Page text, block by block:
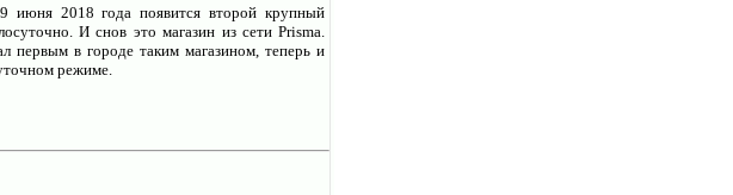
июня 2018 года появится второй крупный
И снов это магазин из сети Prisma.
первым в городе таким магазином, теперь и
режиме.